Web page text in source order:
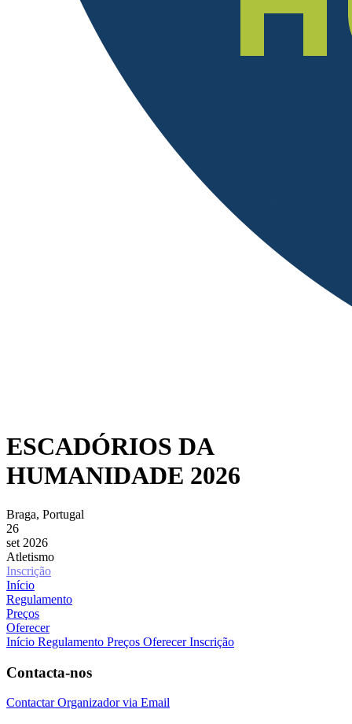
ESCADÓRIOS DA
HUMANIDADE 2026
Braga, Portugal
26
set 2026
Atletismo
Inscrição
Início
Regulamento
Preços
Oferecer
Início Regulamento Preços Oferecer Inscrição
Contacta-nos
Contactar Organizador via Email